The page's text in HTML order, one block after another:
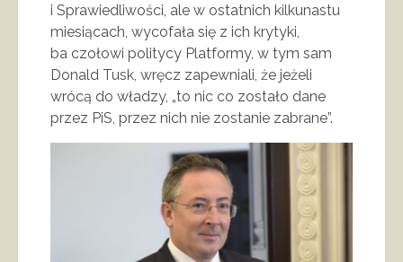
i Sprawiedliwości, ale w ostatnich kilkunastu
miesiącach, wycofała się z ich krytyki,
ba czołowi politycy Platformy, w tym sam
Donald Tusk, wręcz zapewniali, że jeżeli
wrócą do władzy, „to nic co zostało dane
przez PiS, przez nich nie zostanie zabrane”.